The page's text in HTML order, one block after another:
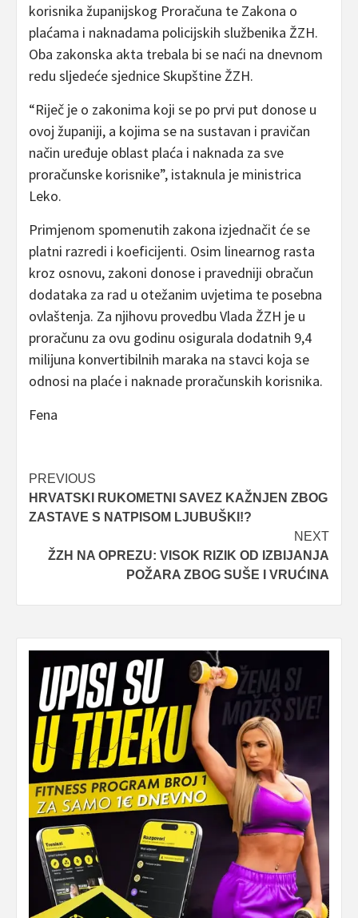
korisnika županijskog Proračuna te Zakona o
plaćama i naknadama policijskih službenika ŽZH.
Oba zakonska akta trebala bi se naći na dnevnom
redu sljedeće sjednice Skupštine ŽZH.
“Riječ je o zakonima koji se po prvi put donose u
ovoj županiji, a kojima se na sustavan i pravičan
način uređuje oblast plaća i naknada za sve
proračunske korisnike”, istaknula je ministrica
Leko.
Primjenom spomenutih zakona izjednačit će se
platni razredi i koeficijenti. Osim linearnog rasta
kroz osnovu, zakoni donose i pravedniji obračun
dodataka za rad u otežanim uvjetima te posebna
ovlaštenja. Za njihovu provedbu Vlada ŽZH je u
proračunu za ovu godinu osigurala dodatnih 9,4
milijuna konvertibilnih maraka na stavci koja se
odnosi na plaće i naknade proračunskih korisnika.
Fena
Post
navigation
PREVIOUS
HRVATSKI RUKOMETNI SAVEZ KAŽNJEN ZBOG
ZASTAVE S NATPISOM LJUBUŠKI!?
NEXT
ŽZH NA OPREZU: VISOK RIZIK OD IZBIJANJA
POŽARA ZBOG SUŠE I VRUĆINA